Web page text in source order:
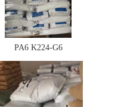
PA6 K224-G6